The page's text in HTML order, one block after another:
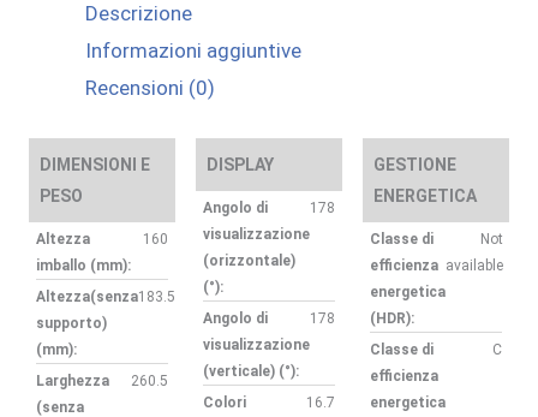
POINTS
TOUCH
Descrizione
Informazioni aggiuntive
Recensioni (0)
DIMENSIONI E
PESO
Altezza
imballo (mm):
160
Altezza(senza
supporto)
(mm):
183.5
Larghezza
(senza
260.5
DISPLAY
Angolo di
visualizzazione
(orizzontale)
(°):
178
Angolo di
visualizzazione
(verticale) (°):
178
Colori
16.7
GESTIONE
ENERGETICA
Classe di
efficienza
energetica
(HDR):
Not
available
Classe di
efficienza
energetica
C